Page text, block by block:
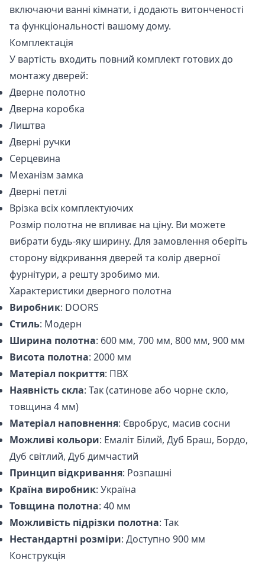
включаючи ванні кімнати, і додають витонченості
та функціональності вашому дому.
Комплектація
У вартість входить повний комплект готових до
монтажу дверей:
Дверне полотно
Дверна коробка
Лиштва
Дверні ручки
Серцевина
Механізм замка
Дверні петлі
Врізка всіх комплектуючих
Розмір полотна не впливає на ціну. Ви можете
вибрати будь-яку ширину. Для замовлення оберіть
сторону відкривання дверей та колір дверної
фурнітури, а решту зробимо ми.
Характеристики дверного полотна
Виробник: DOORS
Стиль: Модерн
Ширина полотна: 600 мм, 700 мм, 800 мм, 900 мм
Висота полотна: 2000 мм
Матеріал покриття: ПВХ
Наявність скла: Так (сатинове або чорне скло,
товщина 4 мм)
Матеріал наповнення: Євробрус, масив сосни
Можливі кольори: Емаліт Білий, Дуб Браш, Бордо,
Дуб світлий, Дуб димчастий
Принцип відкривання: Розпашні
Країна виробник: Україна
Товщина полотна: 40 мм
Можливість підрізки полотна: Так
Нестандартні розміри: Доступно 900 мм
Конструкція